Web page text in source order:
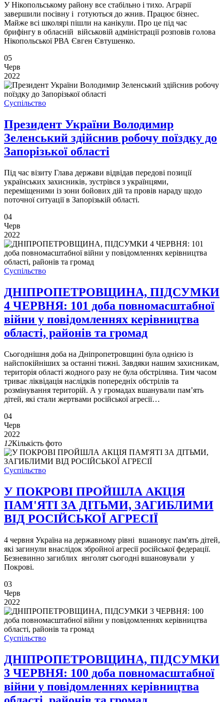
У Нікопольському району все стабільно і тихо. Аграрії
завершили посівну і готуються до жнив. Працює бізнес.
Майже всі школярі пішли на канікули. Про це під час
брифінгу в обласній військовій адміністрації розповів голова
Нікопольської РВА Євген Євтушенко.
05
Черв
2022
Суспільство
Президент України Володимир
Зеленський здійснив робочу поїздку до
Запорізької області
Під час візиту Глава держави відвідав передові позиції
українських захисників, зустрівся з українцями,
переміщеними із зони бойових дій та провів нараду щодо
поточної ситуації в Запорізькій області.
04
Черв
2022
Суспільство
ДНІПРОПЕТРОВЩИНА, ПІДСУМКИ
4 ЧЕРВНЯ: 101 доба повномасштабної
війни у повідомленнях керівництва
області, районів та громад
Сьогоднішня доба на Дніпропетровщині була однією із
найспокійніших за останні тижні. Завдяки нашим захисникам,
територія області жодного разу не була обстріляна. Тим часом
триває ліквідація наслідків попередніх обстрілів та
розмінування територій. А у громадах вшанували пам’ять
дітей, які стали жертвами російської агресії…
04
Черв
2022
12Кількість фото
Суспільство
У ПОКРОВІ ПРОЙШЛА АКЦІЯ
ПАМ'ЯТІ ЗА ДІТЬМИ, ЗАГИБЛИМИ
ВІД РОСІЙСЬКОЇ АГРЕСІЇ
4 червня Україна на державному рівні вшановує пам'ять дітей,
які загинули внаслідок збройної агресії російської федерації.
Безневинно загиблих янголят сьогодні вшановували у
Покрові.
03
Черв
2022
Суспільство
ДНІПРОПЕТРОВЩИНА, ПІДСУМКИ
3 ЧЕРВНЯ: 100 доба повномасштабної
війни у повідомленнях керівництва